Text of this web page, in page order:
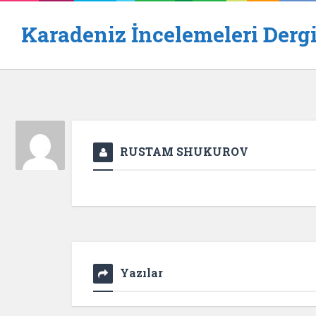
Karadeniz İncelemeleri
RUSTAM SHUKUROV
Yazılar